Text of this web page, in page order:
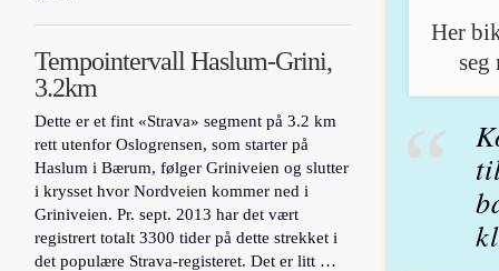
Her
seg
Tempointervall Haslum-Grini,
3.2km
Dette er et fint «Strava» segment på 3.2 km
rett utenfor Oslogrensen, som starter på
Haslum i Bærum, følger Griniveien og slutter
i krysset hvor Nordveien kommer ned i
Griniveien. Pr. sept. 2013 har det vært
registrert totalt 3300 tider på dette strekket i
det populære Strava-registeret. Det er litt …